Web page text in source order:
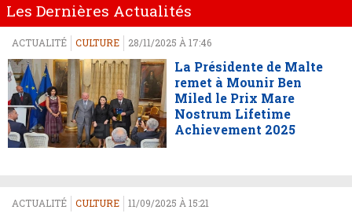
Les Dernières Actualités
ACTUALITÉ CULTURE 28/11/2025 À 17:46
La Présidente de Malte
remet à Mounir Ben
Miled le Prix Mare
Nostrum Lifetime
Achievement 2025
ACTUALITÉ CULTURE 11/09/2025 À 15:21